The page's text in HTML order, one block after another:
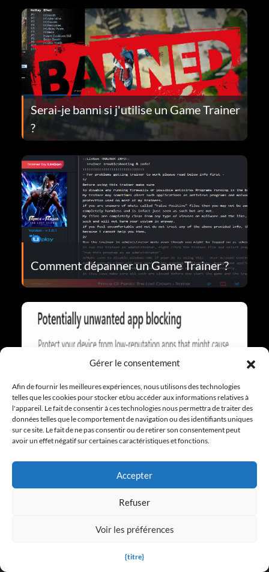
Gérer le consentement
Afin de fournir les meilleures expériences, nous utilisons des technologies
telles que les cookies pour stocker et/ou accéder aux informations relatives à
l'appareil. Le fait de consentir à ces technologies nous permettra de traiter des
données telles que le comportement de navigation ou des identifiants uniques
sur ce site. Le fait de ne pas consentir ou de retirer son consentement peut
avoir un effet négatif sur certaines caractéristiques et fonctions.
Accepter
Refuser
Voir les préférences
{titre}
Serai-je banni si j'utilise un Game Trainer
?
Comment dépanner un Game Trainer ?
Les entraîneurs de jeu sont-ils sûrs ?
More FAQ